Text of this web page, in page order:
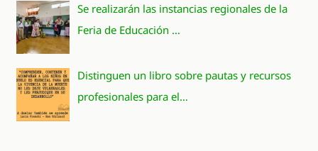
Se realizarán las instancias regionales de la
Feria de Educación …
Distinguen un libro sobre pautas y recursos
profesionales para el…